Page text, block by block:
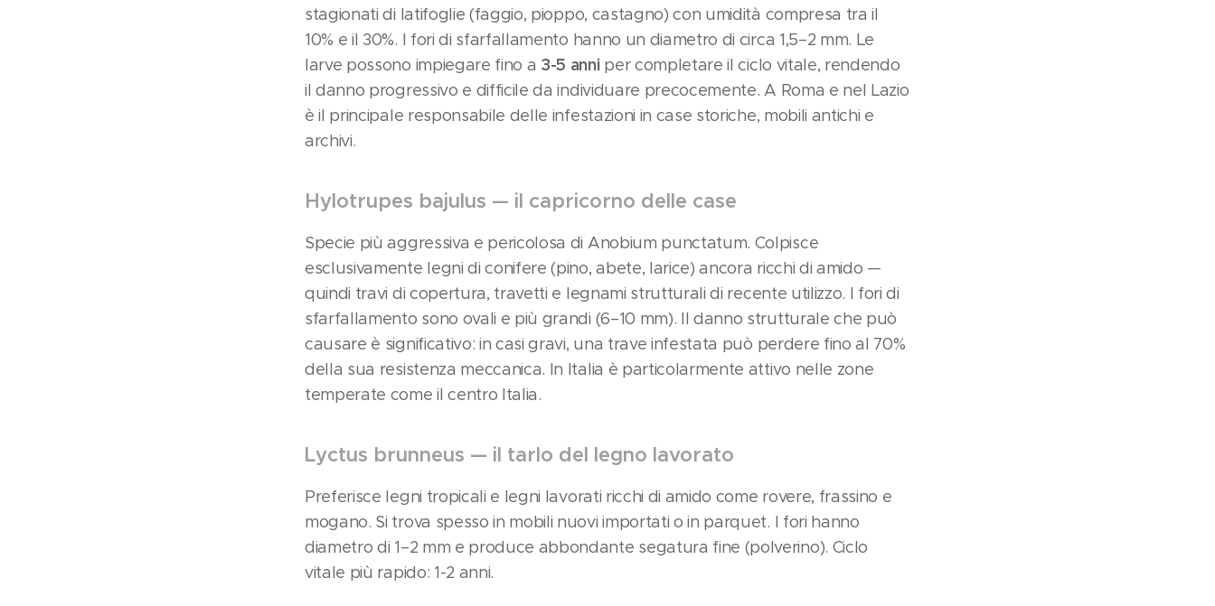
stagionati di latifoglie (faggio, pioppo, castagno) con umidità compresa tra il
10% e il 30%. I fori di sfarfallamento hanno un diametro di circa 1,5–2 mm. Le
larve possono impiegare fino a 3-5 anniper completare il ciclo vitale, rendendo
il danno progressivo e difficile da individuare precocemente. A Roma e nel Lazio
è il principale responsabile delle infestazioni in case storiche, mobili antichi e
archivi.
Hylotrupes bajulus — il capricorno delle case
Specie più aggressiva e pericolosa di Anobium punctatum. Colpisce
esclusivamente legni di conifere (pino, abete, larice) ancora ricchi di amido —
quindi travi di copertura, travetti e legnami strutturali di recente utilizzo. I fori di
sfarfallamento sono ovali e più grandi (6–10 mm). Il danno strutturale che può
causare è significativo: in casi gravi, una trave infestata può perdere fino al 70%
della sua resistenza meccanica. In Italia è particolarmente attivo nelle zone
temperate come il centro Italia.
Lyctus brunneus — il tarlo del legno lavorato
Preferisce legni tropicali e legni lavorati ricchi di amido come rovere, frassino e
mogano. Si trova spesso in mobili nuovi importati o in parquet. I fori hanno
diametro di 1–2 mm e produce abbondante segatura fine (polverino). Ciclo
vitale più rapido: 1-2 anni.